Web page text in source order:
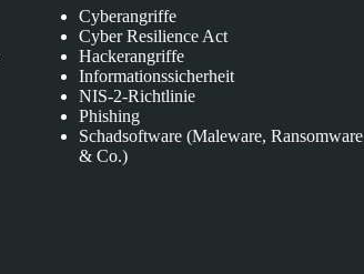
Cyberangriffe
Cyber Resilience Act
Hackerangriffe
Informationssicherheit
NIS-2-Richtlinie
Phishing
Schadsoftware (Maleware, Ransomware
& Co.)